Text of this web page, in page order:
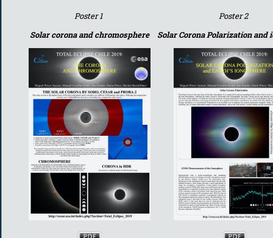
Poster 1
Solar corona and chromosphere
Poster 2
Solar Corona Polarization and